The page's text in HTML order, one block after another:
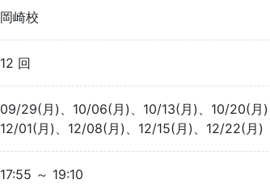
岡崎校
12 回
09/29(月)、10/06(月)、10/13(月)、10/20(月)
12/01(月)、12/08(月)、12/15(月)、12/22(月)
17:55 ～ 19:10